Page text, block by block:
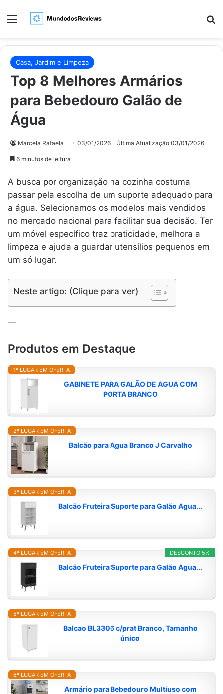
Menu
Casa, Jardim e Limpeza
Top 8 Melhores Armários
para Bebedouro Galão de
Água
Marcela Rafaela 03/01/2026 Última Atualização 03/01/2026
6 minutos de leitura
A busca por organização na cozinha costuma
passar pela escolha de um suporte adequado para
a água. Selecionamos os modelos mais vendidos
no mercado nacional para facilitar sua decisão. Ter
um móvel específico traz praticidade, melhora a
limpeza e ajuda a guardar utensílios pequenos em
um só lugar.
Neste artigo: (Clique para ver)
—
Produtos em Destaque
1º LUGAR EM OFERTA
GABINETE PARA GALÃO DE AGUA COM
PORTA BRANCO
2º LUGAR EM OFERTA
Balcão para Agua Branco J Carvalho
3º LUGAR EM OFERTA
Balcão Fruteira Suporte para Galão Agua...
DESCONTO 5%
4º LUGAR EM OFERTA
Balcão Fruteira Suporte para Galão Agua...
5º LUGAR EM OFERTA
Balcao BL3306 c/prat Branco, Tamanho
único
6º LUGAR EM OFERTA
Armário para Bebedouro Multiuso com